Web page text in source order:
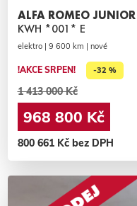
ALFA ROMEO JUNIOR
KWH *001* E
elektro | 9 600 km | nové
!AKCE SRPEN! -32 %
1 413 000 Kč
968 800 Kč
800 661 Kč bez DPH